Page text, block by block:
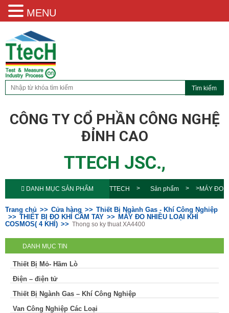
CÔNG TY CỔ PHẦN CÔNG NGHỆ
ĐỈNH CAO
TTECH JSC.,
DANH MỤC SẢN PHẨM TTECH Sản phẩm MÁY ĐO
NHIỀU LOẠI KHÍ COSMOS( 4
KHÍ) Thong so ky thuat
Trang chủ Cửa hàng
Thiết Bị Ngành Gas - Khí Công Nghiệp
THIẾT BỊ ĐO KHÍ CẦM TAY
MÁY ĐO NHIỀU LOẠI KHÍ
COSMOS( 4 KHÍ)
Thong so ky thuat XA4400
DANH MỤC TIN
Thiết Bị Mỏ- Hầm Lò
Điện – điện tử
Thiết Bị Ngành Gas – Khí Công Nghiệp
Van Công Nghiệp Các Loại
MENU